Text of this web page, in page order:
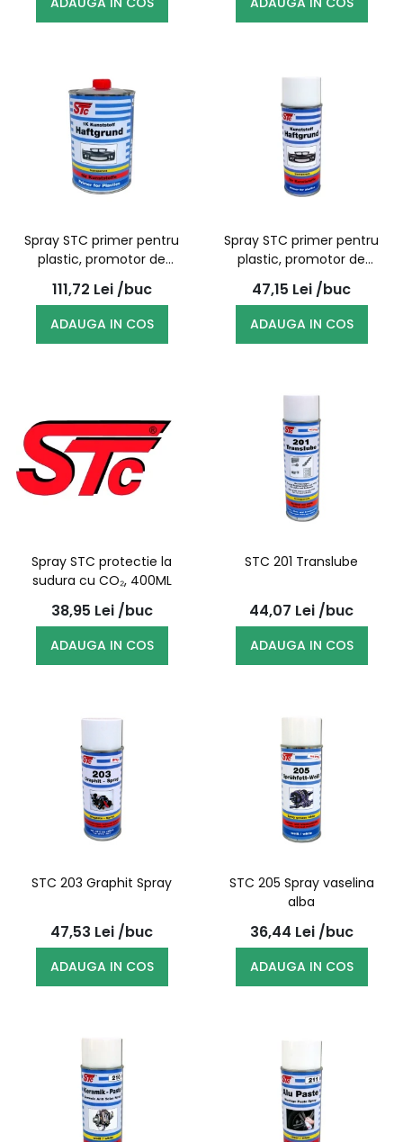
Spray STC primer pentru
plastic, promotor de
aderenta transparent, 1l
111,72 Lei /buc
ADAUGA IN COS
Spray STC primer pentru
plastic, promotor de
aderenta transparent,
400ml
47,15 Lei /buc
ADAUGA IN COS
Spray STC protectie la
sudura cu CO₂, 400ML
38,95 Lei /buc
ADAUGA IN COS
STC 201 Translube
44,07 Lei /buc
ADAUGA IN COS
STC 203 Graphit Spray
47,53 Lei /buc
ADAUGA IN COS
STC 205 Spray vaselina
alba
36,44 Lei /buc
ADAUGA IN COS